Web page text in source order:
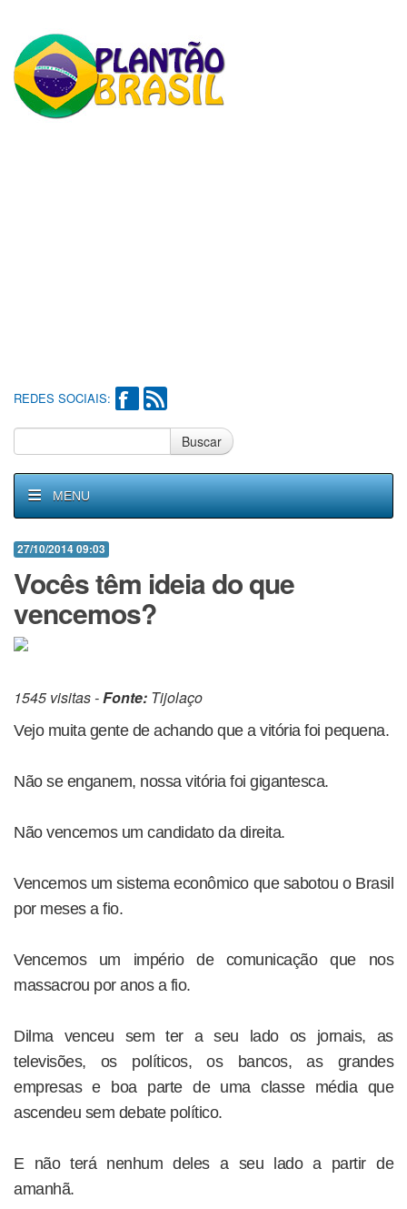
REDES SOCIAIS:
Buscar
MENU
27/10/2014 09:03
Vocês têm ideia do que
vencemos?
1545 visitas -Fonte: Tijolaço
Vejo muita gente de achando que a vitória foi pequena.
Não se enganem, nossa vitória foi gigantesca.
Não vencemos um candidato da direita.
Vencemos um sistema econômico que sabotou o Brasil
por meses a fio.
Vencemos um império de comunicação que nos
massacrou por anos a fio.
Dilma venceu sem ter a seu lado os jornais, as
televisões, os políticos, os bancos, as grandes
empresas e boa parte de uma classe média que
ascendeu sem debate político.
E não terá nenhum deles a seu lado a partir de
amanhã.